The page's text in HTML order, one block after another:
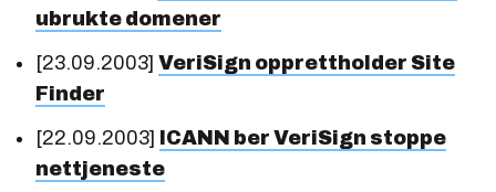
ubrukte domener
[23.09.2003] VeriSign opprettholder Site
Finder
[22.09.2003]
ICANN ber VeriSign stoppe
nettjeneste